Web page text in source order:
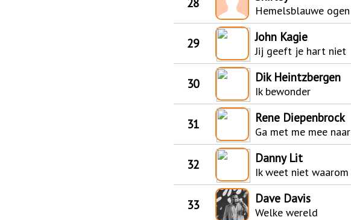
Hemelsblauwe ogen
29 John Kagie
Jij geeft je hart niet
30 Dik Heintzbergen
Ik bewonder
31 Rene Diepenbrock
Ga met me mee
32 Danny Lit
Ik weet niet waarom
33 Dave Davis
Welke wereld